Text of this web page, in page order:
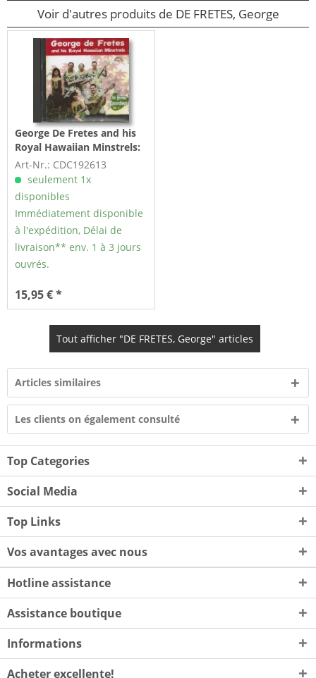
Voir d'autres produits de DE FRETES, George
George De Fretes and his
Royal Hawaiian Minstrels:
The Home Recordings Vol.4
(CD)
Art-Nr.: CDC192613
seulement 1x
disponibles
Immédiatement disponible
à l'expédition, Délai de
livraison** env. 1 à 3 jours
ouvrés.
15,95 € *
Tout afficher "DE FRETES, George" articles
Articles similaires
Les clients on également consulté
Top Categories
Social Media
Top Links
Vos avantages avec nous
Hotline assistance
Assistance boutique
Informations
Acheter excellente!